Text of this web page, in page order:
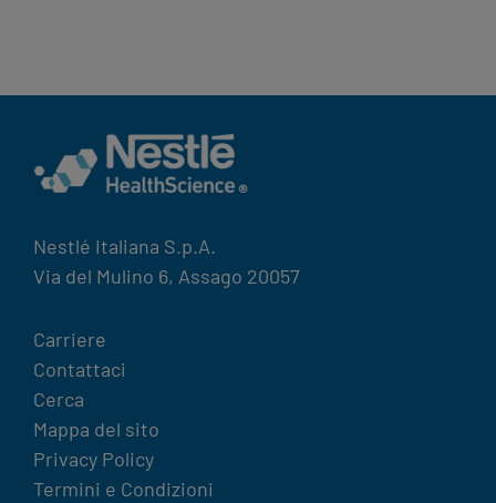
Nestlé Italiana S.p.A.
Via del Mulino 6, Assago 20057
Legal
Carriere
Contattaci
Terms
&
Condition
footer
Cerca
Mappa del sito
Privacy Policy
Termini e Condizioni